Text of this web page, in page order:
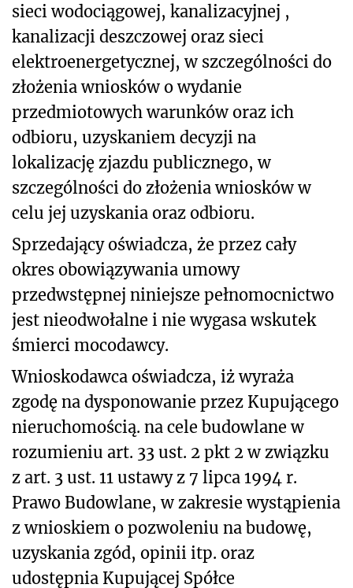
sieci wodociągowej, kanalizacyjnej ,
kanalizacji deszczowej oraz sieci
elektroenergetycznej, w szczególności do
złożenia wniosków o wydanie
przedmiotowych warunków oraz ich
odbioru, uzyskaniem decyzji na
lokalizację zjazdu publicznego, w
szczególności do złożenia wniosków w
celu jej uzyskania oraz odbioru.
Sprzedający oświadcza, że przez cały
okres obowiązywania umowy
przedwstępnej niniejsze pełnomocnictwo
jest nieodwołalne i nie wygasa wskutek
śmierci mocodawcy.
Wnioskodawca oświadcza, iż wyraża
zgodę na dysponowanie przez Kupującego
nieruchomością. na cele budowlane w
rozumieniu art. 33 ust. 2 pkt 2 w związku
z art. 3 ust. 11 ustawy z 7 lipca 1994 r.
Prawo Budowlane, w zakresie wystąpienia
z wnioskiem o pozwoleniu na budowę,
uzyskania zgód, opinii itp. oraz
udostępnia Kupującej Spółce